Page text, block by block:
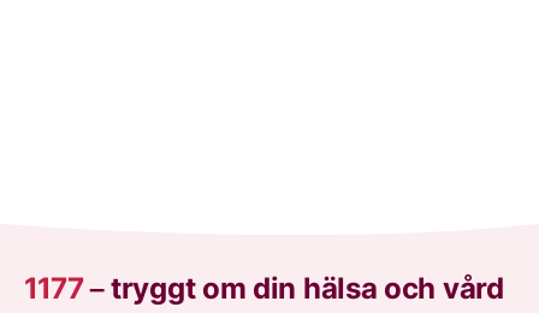
1177–tryggt om din hälsa och vård